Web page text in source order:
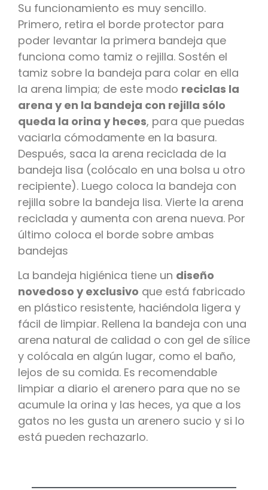
Su funcionamiento es muy sencillo.
Primero, retira el borde protector para
poder levantar la primera bandeja que
funciona como tamiz o rejilla. Sostén el
tamiz sobre la bandeja para colar en ella
la arena limpia; de este modo reciclas la
arena y en la bandeja con rejilla sólo
queda la orina y heces, para que puedas
vaciarla cómodamente en la basura.
Después, saca la arena reciclada de la
bandeja lisa (colócalo en una bolsa u otro
recipiente). Luego coloca la bandeja con
rejilla sobre la bandeja lisa. Vierte la arena
reciclada y aumenta con arena nueva. Por
último coloca el borde sobre ambas
bandejas
La bandeja higiénica tiene un diseño
novedoso y exclusivo que está fabricado
en plástico resistente, haciéndola ligera y
fácil de limpiar. Rellena la bandeja con una
arena natural de calidad o con gel de sílice
y colócala en algún lugar, como el baño,
lejos de su comida. Es recomendable
limpiar a diario el arenero para que no se
acumule la orina y las heces, ya que a los
gatos no les gusta un arenero sucio y si lo
está pueden rechazarlo.